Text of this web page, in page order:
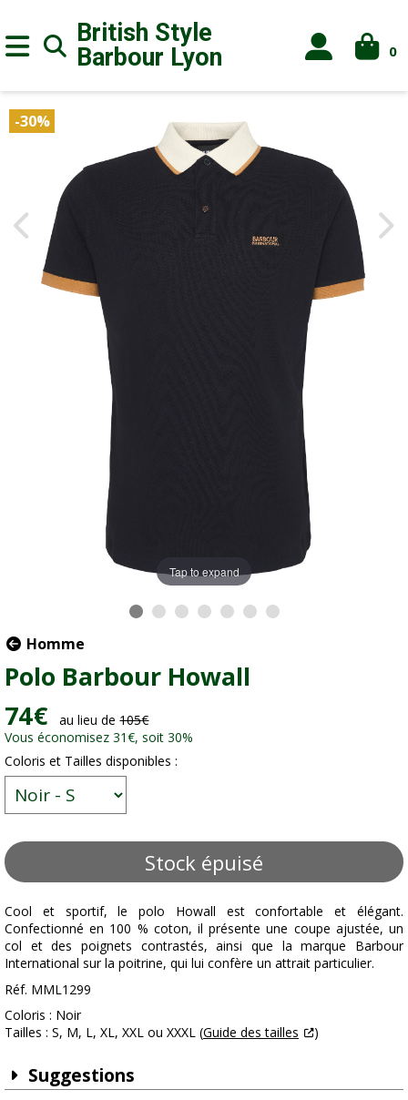
British Style
Barbour Lyon 0
Tap to expand
-30%
Homme
Polo Barbour Howall
74€ au lieu de105€
Vous économisez 31€, soit 30%
Coloris et Tailles disponibles :
Stock épuisé
Cool et sportif, le polo Howall est confortable et élégant.
Confectionné en 100 % coton, il présente une coupe ajustée, un
col et des poignets contrastés, ainsi que la marque Barbour
International sur la poitrine, qui lui confère un attrait particulier.
Réf. MML1299
Coloris : Noir
Tailles : S, M, L, XL, XXL ou XXXL (Guide des tailles )
Suggestions